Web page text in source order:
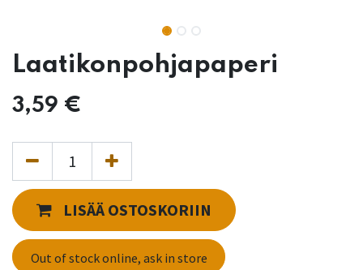
Laatikonpohjapaperi
3,59 €
LISÄÄ OSTOSKORIIN
Out of stock online, ask in store